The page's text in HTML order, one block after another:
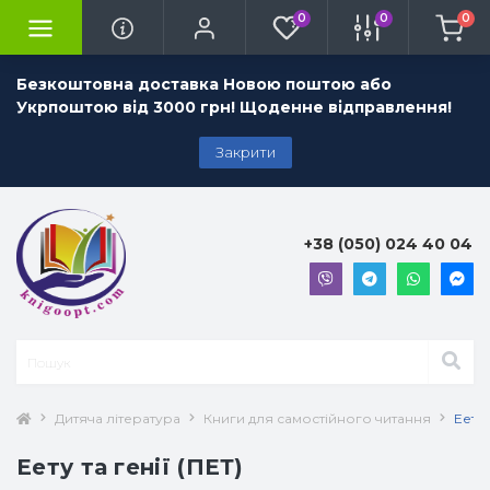
Безкоштовна доставка Новою поштою або
Укрпоштою від 3000 грн! Щоденне відправлення!
Закрити
0 0 0
+38 (050) 024 40 04
Дитяча література Книги для самостійного читання Еету
Еету та генії (ПЕТ)